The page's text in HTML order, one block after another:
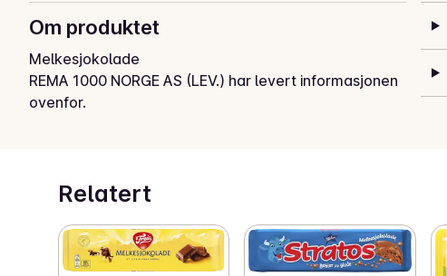
Om produktet
Melkesjokolade
REMA 1000 NORGE AS (LEV.) har levert informasjonen
ovenfor.
Relatert